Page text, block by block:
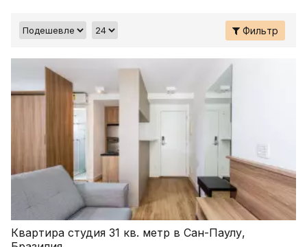
Фильтр
Квартира студия 31 кв. метр в Сан-Паулу,